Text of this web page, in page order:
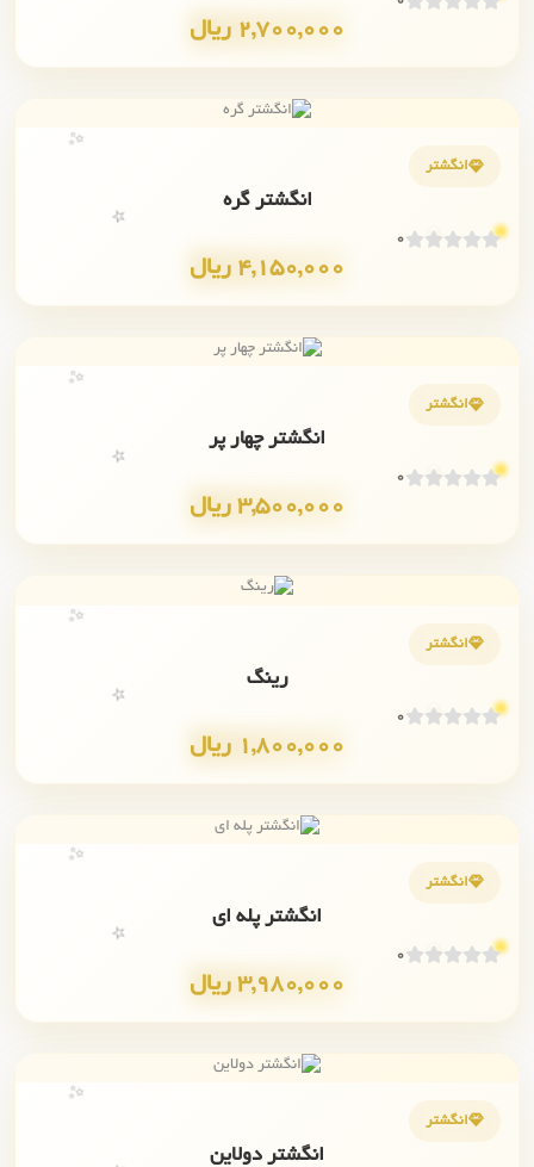
2,700,000 ریال
انگشتر
انگشتر گره
0
4,150,000 ریال
✨
⭐
انگشتر
انگشتر چهار پر
0
3,500,000 ریال
✨
⭐
انگشتر
رینگ
0
1,800,000 ریال
✨
💎
⭐
انگشتر
انگشتر پله ای
0
3,980,000 ریال
✨
💎
⭐
انگشتر
انگشتر دولاین
✨